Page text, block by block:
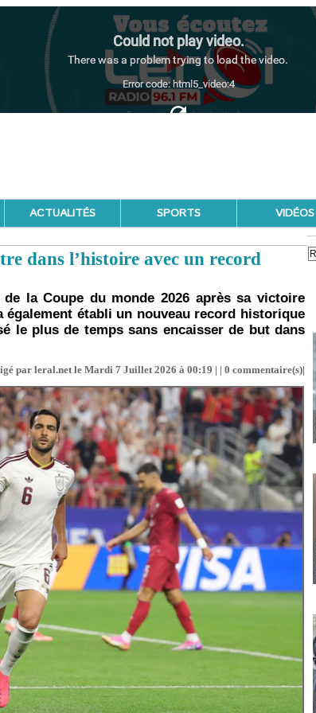
ACTUALITÉS SPORTS VIDÉOS
dans l’histoire avec un record
la Coupe du monde 2026 après sa victoire
également établi un nouveau record historique
le plus de temps sans encaisser de but dans
par leral.net le Mardi 7 Juillet 2026 à 00:19 | | 0 commentaire(s)|